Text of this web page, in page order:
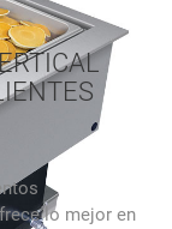
lo mejor en